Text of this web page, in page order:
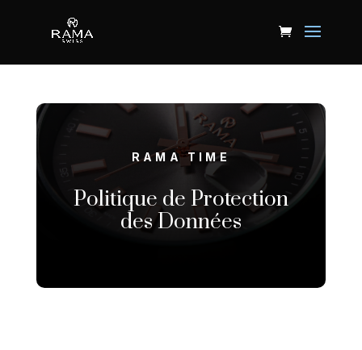
RAMA TIME
Politique de Protection
des Données